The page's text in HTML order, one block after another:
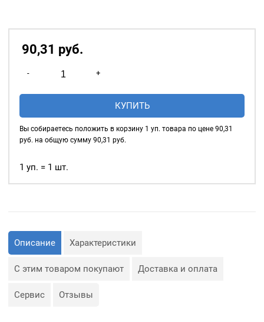
90,31 руб.
-
товара
Нитки
5000у,
желтый
+
КУПИТЬ
Вы собираетесь положить в корзину 1 уп. товара по цене 90,31
руб. на общую сумму 90,31 руб.
1 уп. = 1 шт.
Описание Характеристики
С этим товаром покупают Доставка и оплата
Сервис Отзывы